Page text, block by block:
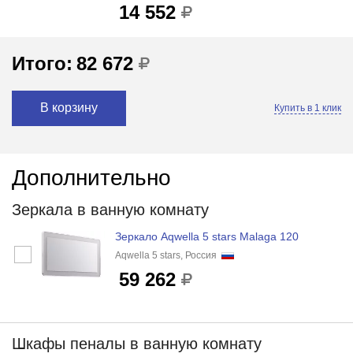
14 552
Итого: 82 672
В корзину Купить в 1 клик
Дополнительно
Зеркала в ванную комнату
Зеркало Aqwella 5 stars Malaga 120
Aqwella 5 stars, Россия
59 262
Шкафы пеналы в ванную комнату